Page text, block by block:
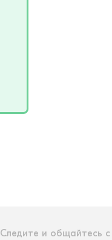
Следите и общайтесь